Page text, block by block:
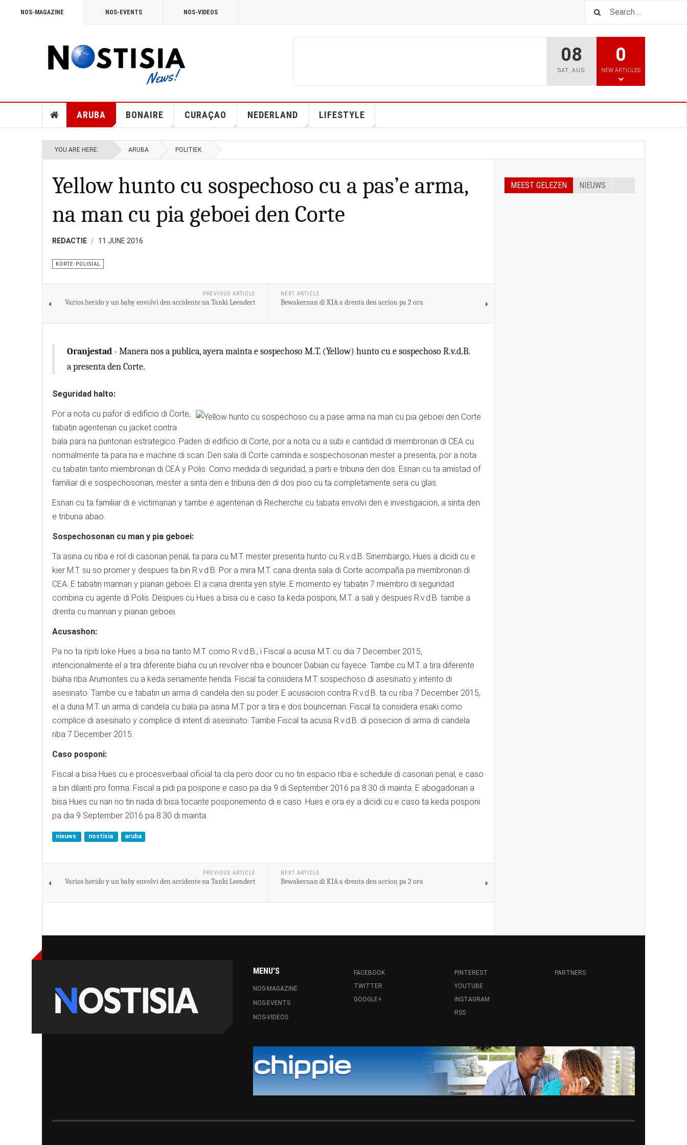
NOS-MAGAZINE NOS-EVENTS NOS-VIDEOS
08
SAT, AUG
0
NEW ARTICLES
ARUBA BONAIRE CURAÇAO NEDERLAND LIFESTYLE
YOU ARE HERE: ARUBA POLITIEK
Yellow hunto cu sospechoso cu a pas’e arma,
na man cu pia geboei den Corte
REDACTIE 11 JUNE 2016
KORTE-POLISIAL
PREVIOUS ARTICLE
Varios herido y un baby envolvi den accidente na Tanki Leendert
NEXT ARTICLE
Bewakernan di KIA a drenta den accion pa 2 ora
Oranjestad - Manera nos a publica, ayera mainta e sospechoso M.T. (Yellow) hunto cu e sospechoso R.v.d.B.
a presenta den Corte.
Seguridad halto:
Por a nota cu pafor di edificio di Corte,
tabatin agentenan cu jacket contra
bala para na puntonan estrategico. Paden di edificio di Corte, por a nota cu a subi e cantidad di miembronan di CEA cu
normalmente ta para na e machine di scan. Den sala di Corte caminda e sospechosonan mester a presenta, por a nota
cu tabatin tanto miembronan di CEA y Polis. Como medida di seguridad, a parti e tribuna den dos. Esnan cu ta amistad of
familiar di e sospechosonan, mester a sinta den e tribuna den di dos piso cu ta completamente sera cu glas.
Esnan cu ta familiar di e victimanan y tambe e agentenan di Recherche cu tabata envolvi den e investigacion, a sinta den
e tribuna abao.
Sospechosonan cu man y pia geboei:
Ta asina cu riba e rol di casonan penal, ta para cu M.T. mester presenta hunto cu R.v.d.B. Sinembargo, Hues a dicidi cu e
kier M.T. su so promer y despues ta bin R.v.d.B. Por a mira M.T. cana drenta sala di Corte acompaña pa miembronan di
CEA. E tabatin mannan y pianan geboei. El a cana drenta yen style. E momento ey tabatin 7 miembro di seguridad
combina cu agente di Polis. Despues cu Hues a bisa cu e caso ta keda posponi, M.T. a sali y despues R.v.d.B. tambe a
drenta cu mannan y pianan geboei.
Acusashon:
Pa no ta ripiti loke Hues a bisa na tanto M.T. como R.v.d.B., i Fiscal a acusa M.T. cu dia 7 December 2015,
intencionalmente el a tira diferente biaha cu un revolver riba e bouncer Dabian cu fayece. Tambe cu M.T. a tira diferente
biaha riba Arumontes cu a keda seriamente herida. Fiscal ta considera M.T. sospechoso di asesinato y intento di
asesinato. Tambe cu e tabatin un arma di candela den su poder. E acusacion contra R.v.d.B. ta cu riba 7 December 2015,
el a duna M.T. un arma di candela cu bala pa asina M.T. por a tira e dos bouncernan. Fiscal ta considera esaki como
complice di asesinato y complice di intent di asesinato. Tambe Fiscal ta acusa R.v.d.B. di posecion di arma di candela
riba 7 December 2015.
Caso posponi:
Fiscal a bisa Hues cu e procesverbaal oficial ta cla pero door cu no tin espacio riba e schedule di casonan penal, e caso
a bin dilanti pro forma. Fiscal a pidi pa pospone e caso pa dia 9 di September 2016 pa 8.30 di mainta. E abogadonan a
bisa Hues cu nan no tin nada di bisa tocante posponemento di e caso. Hues e ora ey a dicidi cu e caso ta keda posponi
pa dia 9 September 2016 pa 8.30 di mainta.
nieuws nostisia aruba
PREVIOUS ARTICLE
Varios herido y un baby envolvi den accidente na Tanki Leendert
NEXT ARTICLE
Bewakernan di KIA a drenta den accion pa 2 ora
MEEST GELEZEN NIEUWS
MENU'S
NOS-MAGAZINE
NOS-EVENTS
NOS-VIDEOS
FACEBOOK
TWITTER
GOOGLE+
PINTEREST
YOUTUBE
INSTAGRAM
RSS
PARTNERS